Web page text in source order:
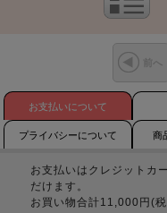
前へ
お支払いについて
プライバシーについて 商
お支払いはクレジットカ
だけます。
お買い物合計11,000円(税